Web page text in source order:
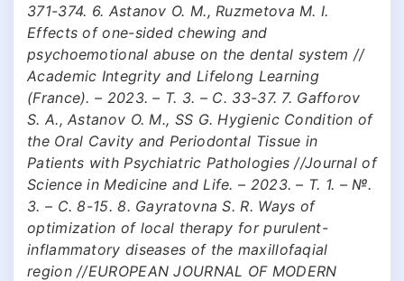
371-374. 6. Astanov O. M., Ruzmetova M. I.
Effects of one-sided chewing and
psychoemotional abuse on the dental system //
Academic Integrity and Lifelong Learning
(France). – 2023. – Т. 3. – С. 33-37. 7. Gafforov
S. A., Astanov O. M., SS G. Hygienic Condition of
the Oral Cavity and Periodontal Tissue in
Patients with Psychiatric Pathologies //Journal of
Science in Medicine and Life. – 2023. – Т. 1. – №.
3. – С. 8-15. 8. Gayratovna S. R. Ways of
optimization of local therapy for purulent-
inflammatory diseases of the maxillofaqial
region //EUROPEAN JOURNAL OF MODERN